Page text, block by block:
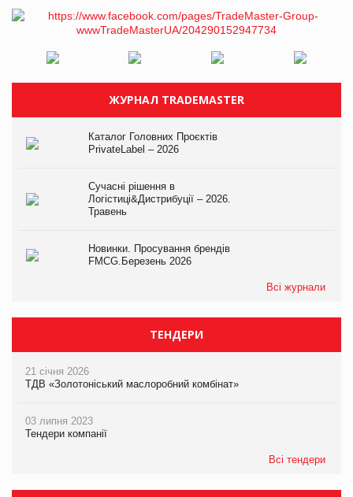
ЖУРНАЛ TRADEMASTER
Каталог Головних Проєктів
PrivateLabel – 2026
Сучасні рішення в
Логістиці&Дистрибуції – 2026.
Травень
Новинки. Просування брендів
FMCG.Березень 2026
Всі журнали
ТЕНДЕРИ
21 січня 2026
ТДВ «Золотоніський маслоробний комбінат»
03 липня 2023
Тендери компанії
Всі тендери